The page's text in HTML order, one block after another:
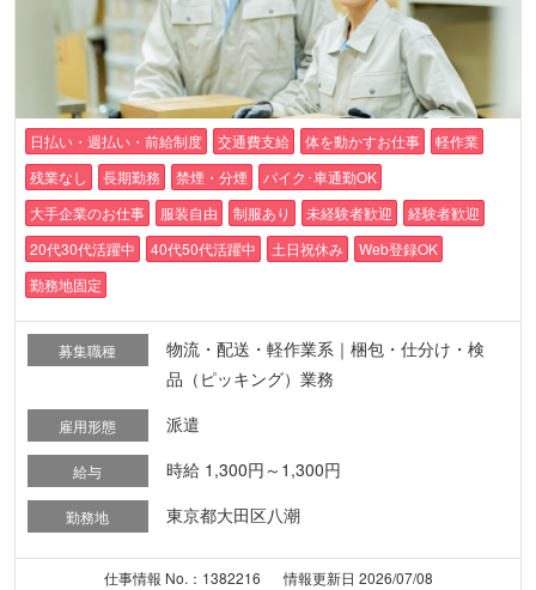
日払い・週払い・前給制度 交通費支給 体を動かすお仕事
軽作業
残業なし
長期勤務 禁煙・分煙
バイク･車通勤OK
大手企業のお仕事
服装自由 制服あり 未経験者歓迎
経験者歓迎
20代30代活躍中
40代50代活躍中 土日祝休み
Web登録OK
勤務地固定
募集職種
物流・配送・軽作業系｜梱包・仕分け・検
品（ピッキング）業務
雇用形態 派遣
給与 時給 1,300円～1,300円
勤務地 東京都大田区八潮
仕事情報 No.：1382216
情報更新日 2026/07/08